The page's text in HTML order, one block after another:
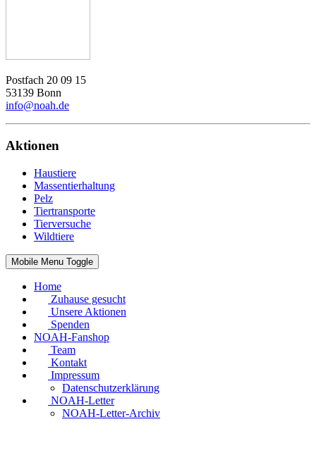
Postfach 20 09 15
53139 Bonn
info@noah.de
Aktionen
Haustiere
Massentierhaltung
Pelz
Tiertransporte
Tierversuche
Wildtiere
Mobile Menu Toggle
Home
Zuhause gesucht
Unsere Aktionen
Spenden
NOAH-Fanshop
Team
Kontakt
Impressum
Datenschutzerklärung
NOAH-Letter
NOAH-Letter-Archiv